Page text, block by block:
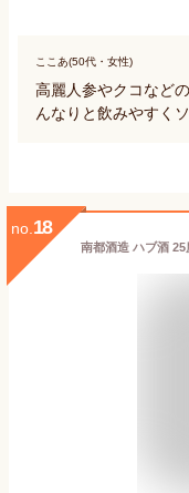
ここあ(50代・女性)
高麗人参やクコなど
んなりと飲みやすく
no. 18